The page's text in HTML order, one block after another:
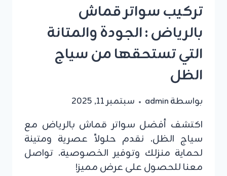
تركيب سواتر قماش
بالرياض : الجودة والمتانة
التي تستحقها من سياج
الظل
بواسطةadmin سبتمبر 11, 2025
اكتشف أفضل سواتر قماش بالرياض مع
سياج الظل. نقدم حلولاً عصرية ومتينة
لحماية منزلك وتوفير الخصوصية. تواصل
معنا للحصول على عرض مميز!